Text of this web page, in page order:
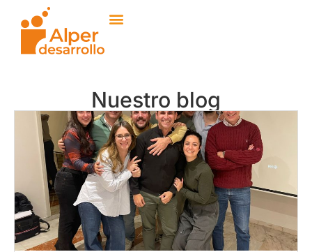
Nuestro blog